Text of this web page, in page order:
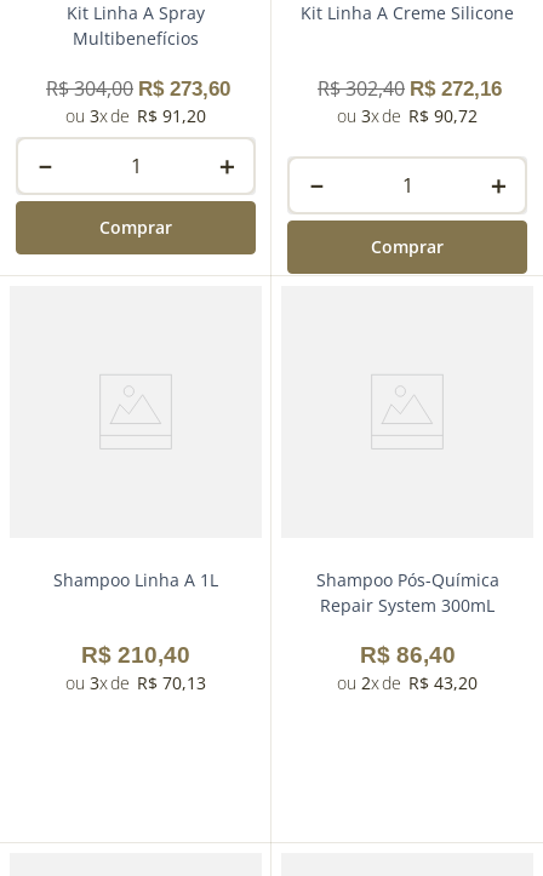
Kit Linha A Spray
Multibenefícios
R$304,00 R$ 273,60
3
R$ 91 ,20
＋
－
Comprar
Kit Linha A Creme Silicone
R$302,40 R$ 272,16
3
R$ 90,72
＋
－
Comprar
Shampoo Linha A 1L
R$ 210,40
3 R$ 70,13
Shampoo Pós-Química
Repair System 300mL
R$ 86,40
2 R$ 43,20